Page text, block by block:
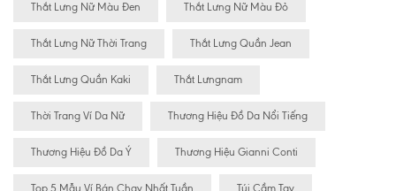
Thắt Lưng Nữ Màu Đen Thắt Lưng Nữ Màu Đỏ
Thắt Lưng Nữ Thời Trang Thắt Lưng Quần Jean
Thắt Lưng Quần Kaki Thắt Lưngnam
Thời Trang Ví Da Nữ Thương Hiệu Đồ Da Nổi Tiếng
Thương Hiệu Đồ Da Ý Thương Hiệu Gianni Conti